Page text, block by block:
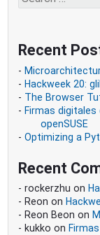
for:
Recent
Hackweek 20:
The Browser
Firmas
openSUSE
Optimizing a
Recent
rockerzhu on
Reon on
Reon Beon on
kukko on